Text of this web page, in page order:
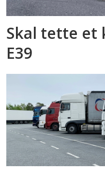
Skal tette et
E39